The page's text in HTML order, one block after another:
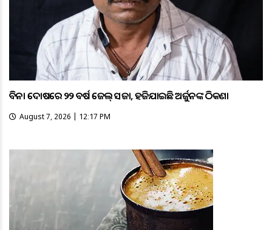
ବିନା ଦୋଷରେ ୨୨ ବର୍ଷ ଜେଲ୍ ସଜା, ହଜିଯାଇଛି ଅର୍ଜୁନଙ୍କ ଠିକଣା
August 7, 2026 | 12:17 PM